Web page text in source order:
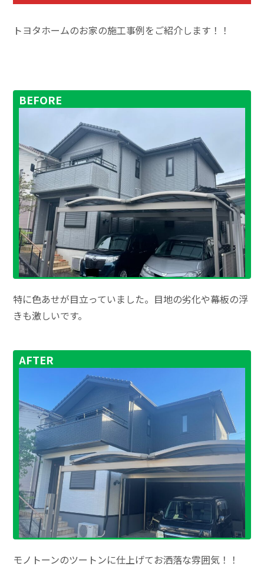
トヨタホームのお家の施工事例をご紹介します！！
BEFORE
特に色あせが目立っていました。目地の劣化や幕板の浮
きも激しいです。
AFTER
モノトーンのツートンに仕上げてお洒落な雰囲気！！